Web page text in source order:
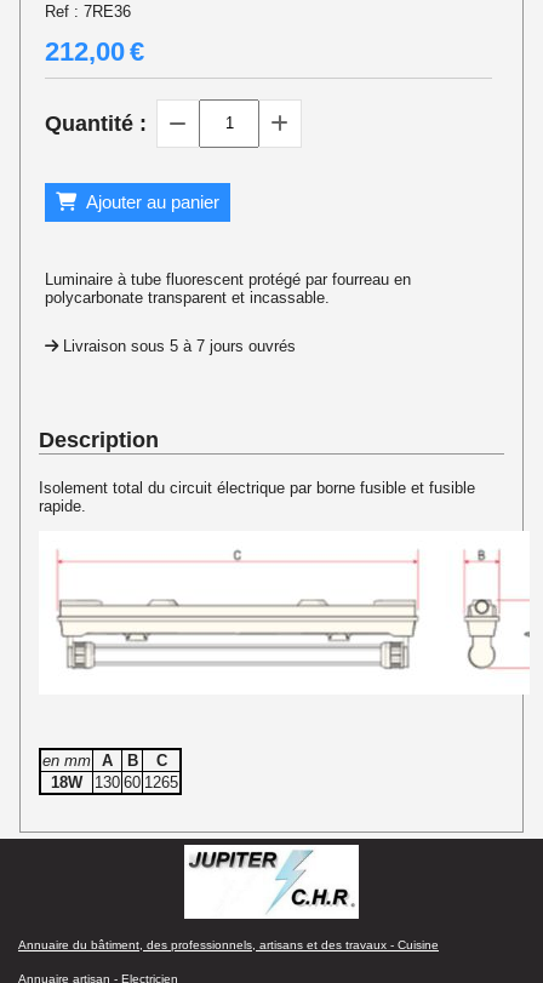
Ref : 7RE36
212,00€
Quantité :
Ajouter au panier
Luminaire à tube fluorescent protégé par fourreau en
polycarbonate transparent et incassable.
Livraison sous 5 à 7 jours ouvrés
Description
Isolement total du circuit électrique par borne fusible et fusible
rapide.
en mm A B
C
18W
130 60 1265
Annuaire du bâtiment, des professionnels, artisans et des travaux - Cuisine
Annuaire artisan - Electricien